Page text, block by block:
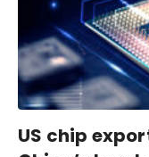
US chip